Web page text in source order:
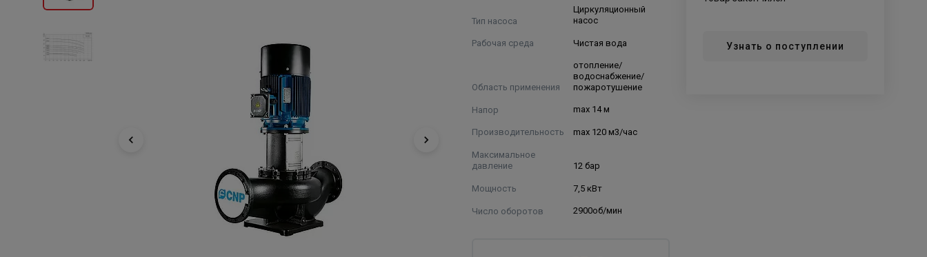
Тип насоса
Циркуляционный
насос
Рабочая среда Чистая вода
Область применения
отопление/
водоснабжение/
пожаротушение
Напор max 14 м
Производительность max 120 м3/час
Максимальное
давление
12 бар
Мощность 7,5 кВт
Число оборотов 2900об/мин
Узнать о поступлении